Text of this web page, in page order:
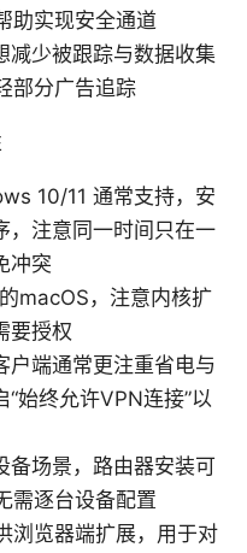
助实现安全通道
减少被跟踪与数据收集
部分广告追踪
10/11 通常支持，安
，注意同一时间只在一
冲突
macOS，注意内核扩
要授权
端通常更注重省电与
始终允许VPN连接”以
备场景，路由器安装可
需逐台设备配置
浏览器端扩展，用于对